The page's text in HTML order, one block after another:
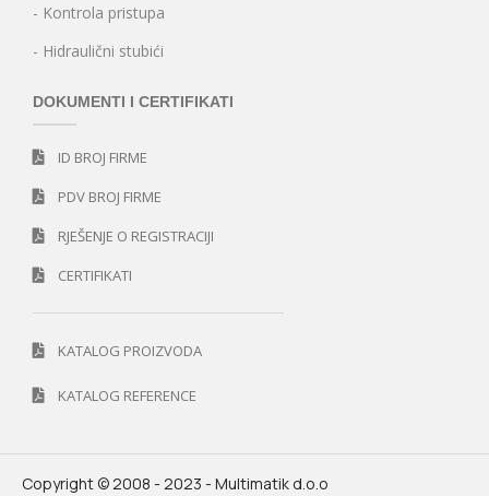
- Kontrola pristupa
- Hidraulični stubići
DOKUMENTI I CERTIFIKATI
ID BROJ FIRME
PDV BROJ FIRME
RJEŠENJE O REGISTRACIJI
CERTIFIKATI
KATALOG PROIZVODA
KATALOG REFERENCE
Copyright © 2008 - 2023 - Multimatik d.o.o